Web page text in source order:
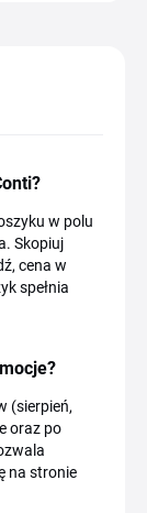
w polu
Skopiuj
cena w
spełnia
(sierpień,
oraz po
na stronie